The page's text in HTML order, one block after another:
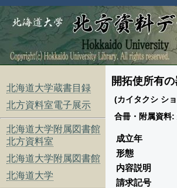
北海道大学蔵書目録
北方資料室電子展示
北海道大学附属図書館
北方資料室
北海道大学附属図書館
北海道大学
開拓使所有
(カイタクシ シ
合冊・附属資料:
成立年
形態
内容説明
請求記号